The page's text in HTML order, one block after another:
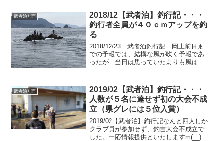
武者泊方面
2018/12【武者泊】釣行記・・・
釣行者全員が４０ｃｍアップを釣
る
2018/12/23 武者泊釣行記 岡上前日ま
での予報では、結構な風が吹く予報であ
ったが、当日は思っていたよりも風はな
後、少しして 「アブセに5人！」との会
長の声が聞こえ...
武者泊方面
2019/02【武者泊】釣行記・・・
人数が５名に達せず初の大会不成
立（県グレには５位入賞）
2019/02【武者泊】釣行記なんと四人しか
クラブ員が参加せず、釣吉大会不成立で
した。一応情報提供といたしますm(__)m